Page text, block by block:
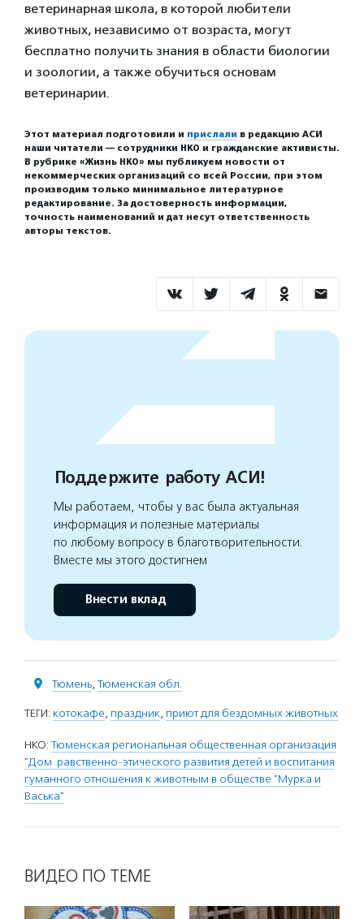
ветеринарная школа, в которой любители
животных, независимо от возраста, могут
бесплатно получить знания в области биологии
и зоологии, а также обучиться основам
ветеринарии.
Этот материал подготовили и прислали в редакцию АСИ
наши читатели — сотрудники НКО и гражданские активисты.
В рубрике «Жизнь НКО» мы публикуем новости от
некоммерческих организаций со всей России, при этом
производим только минимальное литературное
редактирование. За достоверность информации,
точность наименований и дат несут ответственность
авторы текстов.
Поддержите работу АСИ!
Мы работаем, чтобы у вас была актуальная
информация и полезные материалы
по любому вопросу в благотворительности.
Вместе мы этого достигнем
Внести вклад
Тюмень, Тюменская обл.
ТЕГИ: котокафе, праздник, приют для бездомных животных
НКО: Тюменская региональная общественная организация
"Дом равственно-этического развития детей и воспитания
гуманного отношения к животным в обществе "Мурка и
Васька"
ВИДЕО ПО ТЕМЕ